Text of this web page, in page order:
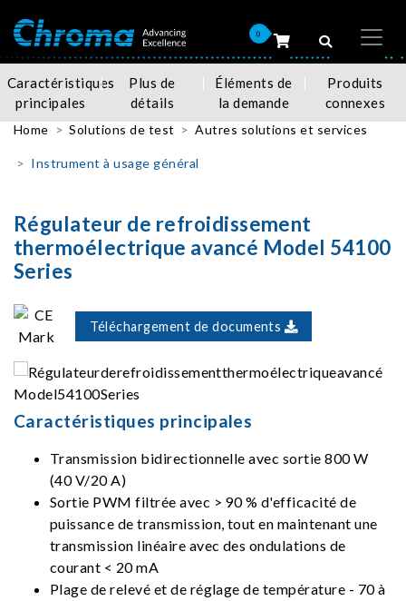
0
Caractéristiques
principales
Plus de
détails
Éléments de
la demande
Produits
connexes
Home Solutions de test Autres solutions et services
Instrument à usage général
Régulateur de refroidissement
thermoélectrique avancé Model 54100
Series
Téléchargement de documents
Caractéristiques principales
Transmission bidirectionnelle avec sortie 800 W
(40 V/20 A)
Sortie PWM filtrée avec > 90 % d'efficacité de
puissance de transmission, tout en maintenant une
transmission linéaire avec des ondulations de
courant < 20 mA
Plage de relevé et de réglage de température - 70 à